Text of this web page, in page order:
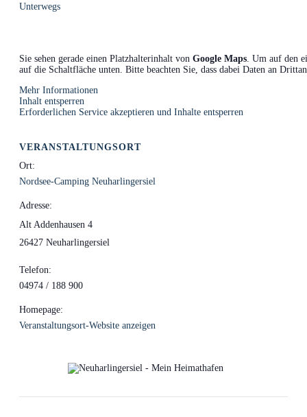
Unterwegs
VERANSTALTUNGSORT
Ort:
Nordsee-Camping Neuharlingersiel
Adresse:
Alt Addenhausen 4
26427 Neuharlingersiel
Telefon:
04974 / 188 900
Homepage:
Veranstaltungsort-Website anzeigen
Sie sehen gerade einen Platzhalterinhalt von Google Maps . Um auf den
auf die Schaltfläche unten. Bitte beachten Sie, dass dabei Daten an
Mehr Informationen
Inhalt entsperren
Erforderlichen Service akzeptieren und Inhalte entsperren